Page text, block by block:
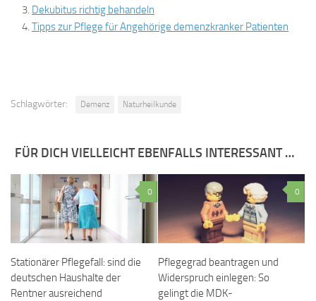
Dekubitus richtig behandeln
Tipps zur Pflege für Angehörige demenzkranker Patienten
Schlagwörter: Demenz Naturheilkunde
FÜR DICH VIELLEICHT EBENFALLS INTERESSANT …
0
Stationärer Pflegefall: sind die
deutschen Haushalte der
Rentner ausreichend
0
Pflegegrad beantragen und
Widerspruch einlegen: So
gelingt die MDK-